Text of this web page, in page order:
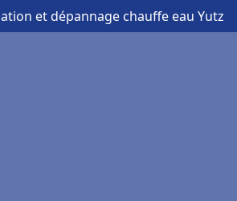
et dépannage chauffe eau Yutz